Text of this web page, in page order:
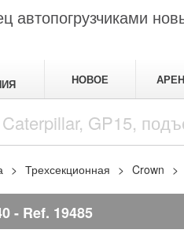
автопогрузчиками
НОВОЕ
Трехсекционная Crown
Ref. 19485